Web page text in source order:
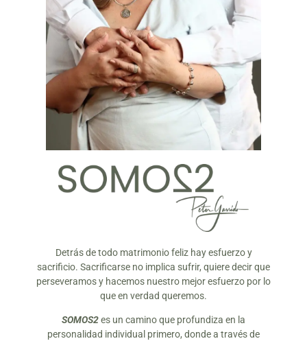
Detrás de todo matrimonio feliz hay esfuerzo y
sacrificio. Sacrificarse no implica sufrir, quiere decir que
perseveramos y hacemos nuestro mejor esfuerzo por lo
que en verdad queremos.
SOMOS2es un camino que profundiza en la
personalidad individual primero, donde a través de